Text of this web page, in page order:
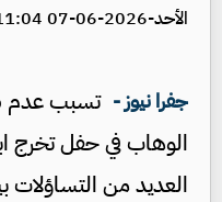
الأحد-2026-06-07 11:04 am
جفرا نيوز - تسبب عدم
الوهاب في حفل تخرج
العديد من التساؤلات